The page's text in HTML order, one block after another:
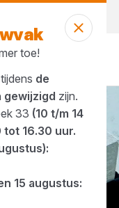
toe!
de
gewijzigd zijn.
33 (10 t/m 14
16.30 uur.
15 augustus: